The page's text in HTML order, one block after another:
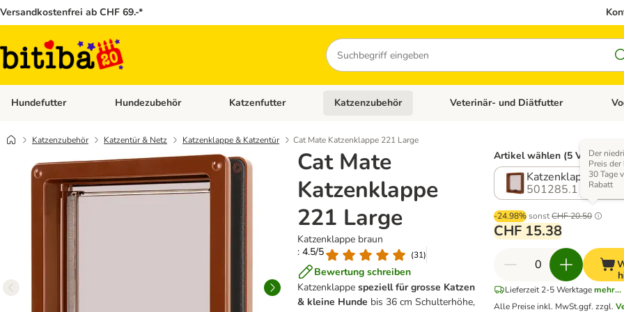
Versandkostenfrei ab CHF 69.-*
Suchen
Hundefutter Kategorie-Menü öffnen: Hundefutter
Hundezubehör Kategorie-Menü öffnen: Hundezubehör
Katzenfutter Kategorie-Menü öffnen: Katzenfutter
Katzenzubehör Kategorie-Menü öffnen: Katzenzubehör
Veterinär- und Diätfutter
Katzenzubehör Katzentür & Netz Katzenklappe & Katzentür Cat Mate Katzenklappe 221 Large
Cat Mate
Katzenklappe
221 Large
Katzenklappe braun
: 4.5/5
(31)
Bewertung schreiben
Katzenklappespeziell für grosse Katzen
& kleine Hunde bis 36 cm Schulterhöhe,
Artikel wählen (5 Varianten)
Katzenklappe
501285.1
-24.98%sonstCHF 20.50
Der
Preis
30 Tage
Rabatt
CHF 15.38
Lieferzeit 2-5 Werktagemehr...
Alle Preise inkl. MwSt.ggf. zzgl.